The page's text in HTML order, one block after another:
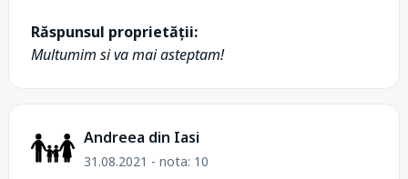
Răspunsul proprietății:
Multumim si va mai asteptam!
Andreea din Iasi
31.08.2021 - nota: 10